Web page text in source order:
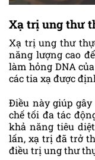
Xạ trị ung thư
Xạ trị ung thư
năng lượng cao
làm hỏng DNA
các tia xạ được
Điều này giúp
chế tối đa tác
khả năng tiêu
lấn, xạ trị đã trở
điều trị ung thư